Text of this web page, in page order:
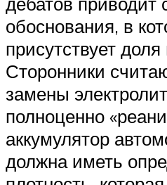
обоснования, в
присутствует
Сторонники
замены
полноценно
аккумулятор
должна иметь